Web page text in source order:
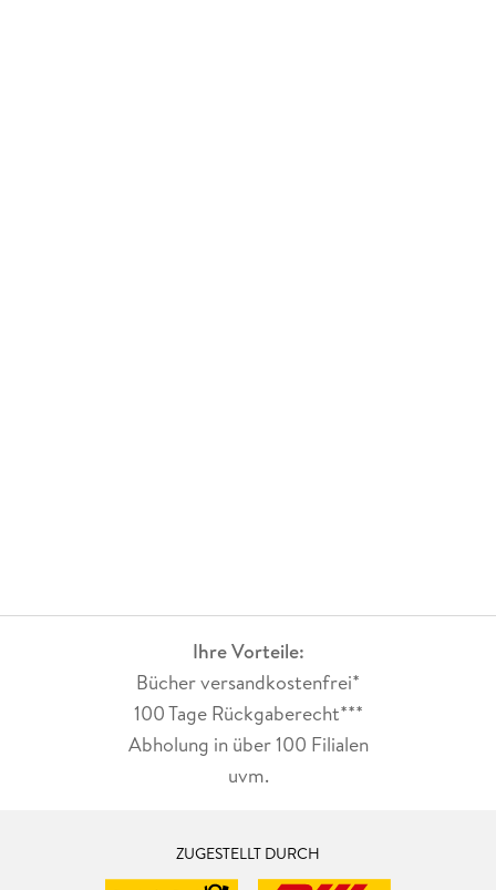
Ihre Vorteile:
Bücher versandkostenfrei*
100 Tage Rückgaberecht***
Abholung in über 100 Filialen
uvm.
ZUGESTELLT DURCH